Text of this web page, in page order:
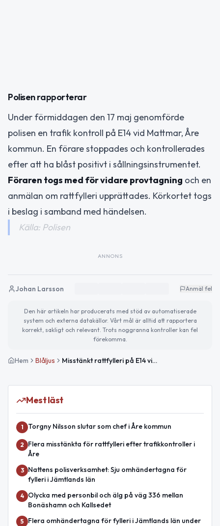
Polisen rapporterar
Under förmiddagen den 17 maj genomförde
polisen en trafik kontroll på E14 vid Mattmar, Åre
kommun. En förare stoppades och kontrollerades
efter att ha blåst positivt i sållningsinstrumentet.
Föraren togs med för vidare provtagning och en
anmälan om rattfylleri upprättades. Körkortet togs
i beslag i samband med händelsen.
Källa: Polisen
ANNONS
Johan Larsson Anmäl fel
Den här artikeln har producerats med stöd av automatiserade
system och externa datakällor. Vårt mål är alltid att rapportera
korrekt, sakligt och relevant. Trots noggranna kontroller kan fel
förekomma.
Hem Blåljus Misstänkt rattfylleri på E14 vid Mattmar
Mest läst
1 Torgny Nilsson slutar som chef i Åre kommun
2
Flera misstänkta för rattfylleri efter trafikkontroller i
Åre
3
Nattens polisverksamhet: Sju omhändertagna för
fylleri i Jämtlands län
4
Olycka med personbil och älg på väg 336 mellan
Bonäshamn och Kallsedet
5
Flera omhändertagna för fylleri i Jämtlands län under